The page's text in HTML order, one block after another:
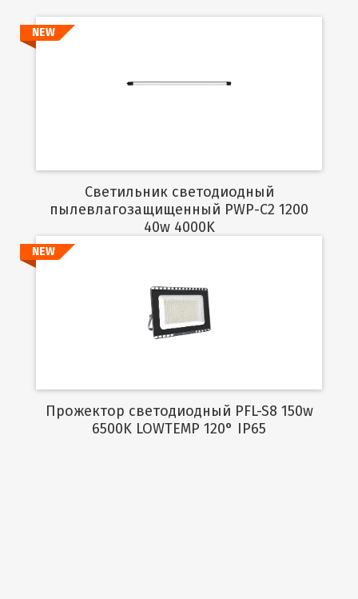
NEW
Светильник светодиодный
пылевлагозащищенный PWP-C2 1200
40w 4000K
Подробнее
NEW
Прожектор светодиодный PFL-S8 150w
6500K LOWTEMP 120° IP65